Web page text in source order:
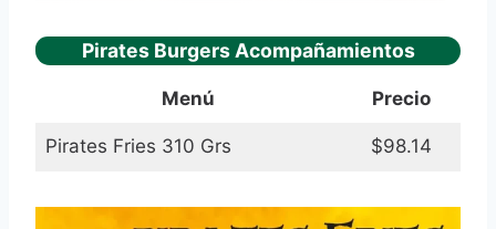
Pirates Burgers Acompañamientos
Menú Precio
Pirates Fries 310 Grs $98.14